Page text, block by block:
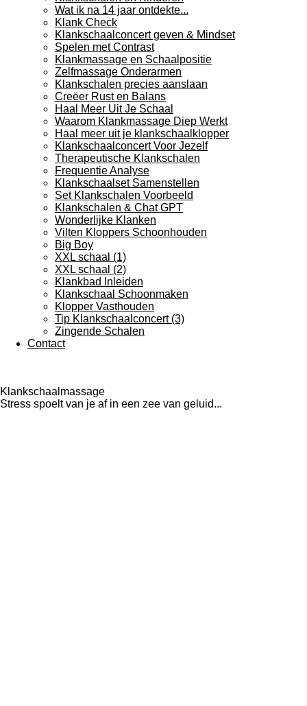
Wat ik na 14 jaar ontdekte...
Klank Check
Klankschaalconcert geven & Mindset
Spelen met Contrast
Klankmassage en Schaalpositie
Zelfmassage Onderarmen
Klankschalen precies aanslaan
Creëer Rust en Balans
Haal Meer Uit Je Schaal
Waarom Klankmassage Diep Werkt
Haal meer uit je klankschaalklopper
Klankschaalconcert Voor Jezelf
Therapeutische Klankschalen
Frequentie Analyse
Klankschaalset Samenstellen
Set Klankschalen Voorbeeld
Klankschalen & Chat GPT
Wonderlijke Klanken
Vilten Kloppers Schoonhouden
Big Boy
XXL schaal (1)
XXL schaal (2)
Klankbad Inleiden
Klankschaal Schoonmaken
Klopper Vasthouden
Tip Klankschaalconcert (3)
Zingende Schalen
Contact
Klankschaalmassage
Stress spoelt van je af in een zee van geluid...